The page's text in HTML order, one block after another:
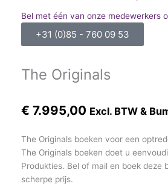
The Originals
€ 7.995,00 Excl. BTW &
The Originals boeken voor een
The Originals boeken doet u
Produkties. Bel of mail en boek deze
scherpe prijs.
Bel met één van onze medewerkers
+31 (0)85 - 760 09 53